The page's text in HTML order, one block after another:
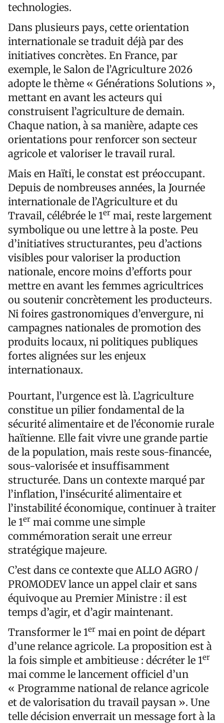
technologies.
Dans plusieurs pays, cette orientation
internationale se traduit déjà par des
initiatives concrètes. En France, par
exemple, le Salon de l’Agriculture 2026
adopte le thème « Générations Solutions »,
mettant en avant les acteurs qui
construisent l’agriculture de demain.
Chaque nation, à sa manière, adapte ces
orientations pour renforcer son secteur
agricole et valoriser le travail rural.
Mais en Haïti, le constat est préoccupant.
Depuis de nombreuses années, la Journée
internationale de l’Agriculture et du
Travail, célébrée le 1er mai, reste largement
symbolique ou une lettre à la poste. Peu
d’initiatives structurantes, peu d’actions
visibles pour valoriser la production
nationale, encore moins d’efforts pour
mettre en avant les femmes agricultrices
ou soutenir concrètement les producteurs.
Ni foires gastronomiques d’envergure, ni
campagnes nationales de promotion des
produits locaux, ni politiques publiques
fortes alignées sur les enjeux
internationaux.
Pourtant, l’urgence est là. L’agriculture
constitue un pilier fondamental de la
sécurité alimentaire et de l’économie rurale
haïtienne. Elle fait vivre une grande partie
de la population, mais reste sous-financée,
sous-valorisée et insuffisamment
structurée. Dans un contexte marqué par
l’inflation, l’insécurité alimentaire et
l’instabilité économique, continuer à traiter
le 1er mai comme une simple
commémoration serait une erreur
stratégique majeure.
C’est dans ce contexte que ALLO AGRO /
PROMODEV lance un appel clair et sans
équivoque au Premier Ministre : il est
temps d’agir, et d’agir maintenant.
Transformer le 1er mai en point de départ
d’une relance agricole. La proposition est à
la fois simple et ambitieuse : décréter le 1er
mai comme le lancement officiel d’un
« Programme national de relance agricole
et de valorisation du travail paysan ». Une
telle décision enverrait un message fort à la